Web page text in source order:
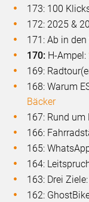
173: 100
172: 2025 &
171: Ab in
170: H-Ampel:
169:
168: Warum
Bäcker
167: Rund um
166:
165:
164:
163: Drei Ziele:
162: